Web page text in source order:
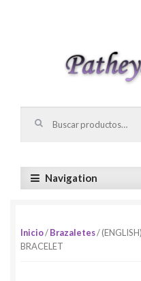
Navigation
Inicio/Brazaletes/
BRACELET